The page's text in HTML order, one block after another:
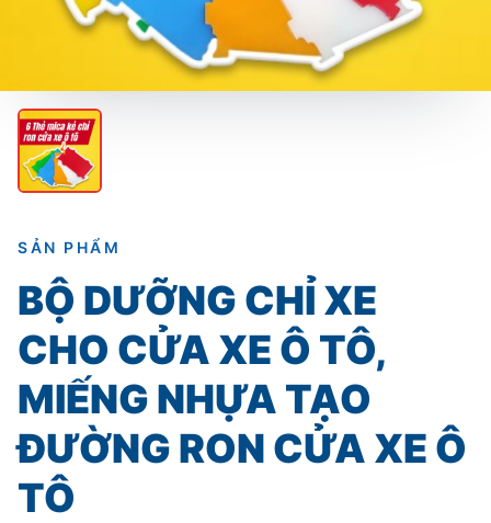
SẢN PHẨM
BỘ DƯỠNG CHỈ XE
CHO CỬA XE Ô TÔ,
MIẾNG NHỰA TẠO
ĐƯỜNG RON CỬA XE Ô
TÔ